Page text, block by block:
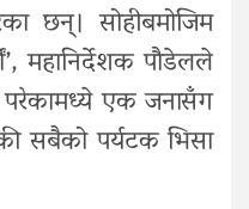
छन्। सोहीबमोजिम
महानिर्देशक पौडेलले
परेकामध्ये एक जनासँग
सबैको पर्यटक भिसा